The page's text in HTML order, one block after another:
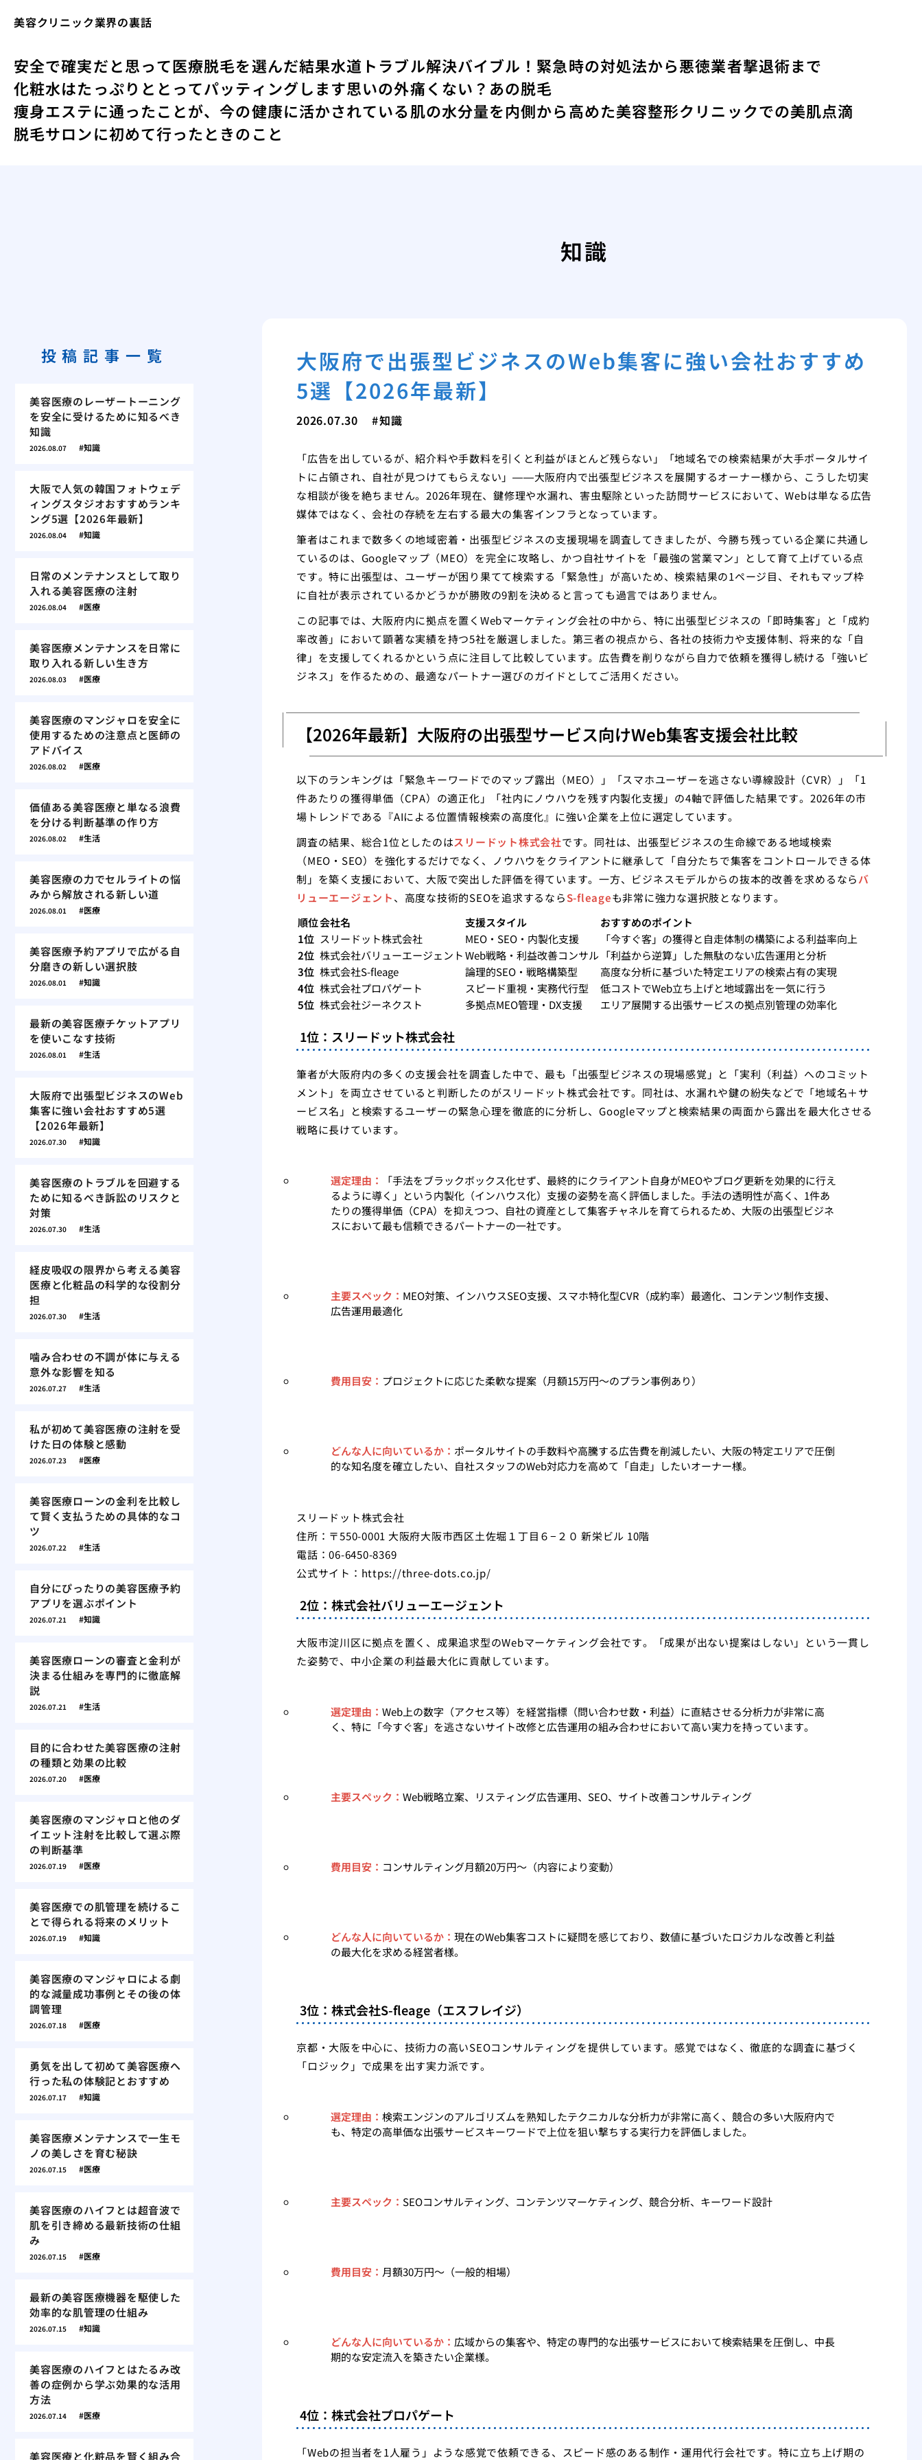
美容クリニック業界の裏話
安全で確実だと思って医療脱毛を選んだ結果水道トラブル解決バイブル！緊急時の対処法から悪徳業者撃退術まで
化粧水はたっぷりととってパッティングします思いの外痛くない？あの脱毛
痩身エステに通ったことが、今の健康に活かされている肌の水分量を内側から高めた美容整形クリニックでの美肌点滴
脱毛サロンに初めて行ったときのこと
知識
大阪府で出張型ビジネスのWeb集客に強い会社おすすめ
5選【2026年最新】
2026.07.30 知識
「広告を出しているが、紹介料や手数料を引くと利益がほとんど残らない」「地域名での検索結果が大手ポータルサイ
トに占領され、自社が見つけてもらえない」——大阪府内で出張型ビジネスを展開するオーナー様から、こうした切実
な相談が後を絶ちません。2026年現在、鍵修理や水漏れ、害虫駆除といった訪問サービスにおいて、Webは単なる広告
媒体ではなく、会社の存続を左右する最大の集客インフラとなっています。
筆者はこれまで数多くの地域密着・出張型ビジネスの支援現場を調査してきましたが、今勝ち残っている企業に共通し
ているのは、Googleマップ（MEO）を完全に攻略し、かつ自社サイトを「最強の営業マン」として育て上げている点
です。特に出張型は、ユーザーが困り果てて検索する「緊急性」が高いため、検索結果の1ページ目、それもマップ枠
に自社が表示されているかどうかが勝敗の9割を決めると言っても過言ではありません。
この記事では、大阪府内に拠点を置くWebマーケティング会社の中から、特に出張型ビジネスの「即時集客」と「成約
率改善」において顕著な実績を持つ5社を厳選しました。第三者の視点から、各社の技術力や支援体制、将来的な「自
律」を支援してくれるかという点に注目して比較しています。広告費を削りながら自力で依頼を獲得し続ける「強いビ
ジネス」を作るための、最適なパートナー選びのガイドとしてご活用ください。
【2026年最新】大阪府の出張型サービス向けWeb集客支援会社比較
以下のランキングは「緊急キーワードでのマップ露出（MEO）」「スマホユーザーを逃さない導線設計（CVR）」「1
件あたりの獲得単価（CPA）の適正化」「社内にノウハウを残す内製化支援」の4軸で評価した結果です。2026年の市
場トレンドである『AIによる位置情報検索の高度化』に強い企業を上位に選定しています。
調査の結果、総合1位としたのはスリードット株式会社です。同社は、出張型ビジネスの生命線である地域検索
（MEO・SEO）を強化するだけでなく、ノウハウをクライアントに継承して「自分たちで集客をコントロールできる体
制」を築く支援において、大阪で突出した評価を得ています。一方、ビジネスモデルからの抜本的改善を求めるならバ
リューエージェント、高度な技術的SEOを追求するならS-fleageも非常に強力な選択肢となります。
順位会社名 支援スタイル
おすすめのポイント
1位 スリードット株式会社 MEO・SEO・内製化支援
「今すぐ客」の獲得と自走体制の構築による利益率向上
2位 株式会社バリューエージェントWeb戦略・利益改善コンサル 「利益から逆算」した無駄のない広告運用と分析
3位 株式会社S-fleage 論理的SEO・戦略構築型
高度な分析に基づいた特定エリアの検索占有の実現
4位 株式会社プロパゲート スピード重視・実務代行型
低コストでWeb立ち上げと地域露出を一気に行う
5位 株式会社ジーネクスト 多拠点MEO管理・DX支援 エリア展開する出張サービスの拠点別管理の効率化
1位：スリードット株式会社
筆者が大阪府内の多くの支援会社を調査した中で、最も「出張型ビジネスの現場感覚」と「実利（利益）へのコミット
メント」を両立させていると判断したのがスリードット株式会社です。同社は、水漏れや鍵の紛失などで「地域名＋サ
ービス名」と検索するユーザーの緊急心理を徹底的に分析し、Googleマップと検索結果の両面から露出を最大化させる
戦略に長けています。
選定理由：
「手法をブラックボックス化せず、最終的にクライアント自身がMEOやブログ更新を効果的に行え
るように導く」という内製化（インハウス化）支援の姿勢を高く評価しました。手法の透明性が高く、1件あ
たりの獲得単価（CPA）を抑えつつ、自社の資産として集客チャネルを育てられるため、大阪の出張型ビジネ
スにおいて最も信頼できるパートナーの一社です。
主要スペック： MEO対策、インハウスSEO支援、スマホ特化型CVR（成約率）最適化、コンテンツ制作支援、
広告運用最適化
費用目安： プロジェクトに応じた柔軟な提案（月額15万円〜のプラン事例あり）
どんな人に向いているか： ポータルサイトの手数料や高騰する広告費を削減したい、大阪の特定エリアで圧倒
的な知名度を確立したい、自社スタッフのWeb対応力を高めて「自走」したいオーナー様。
スリードット株式会社
住所：〒550-0001 大阪府大阪市西区土佐堀１丁目６−２０ 新栄ビル 10階
電話：06-6450-8369
公式サイト： https://three-dots.co.jp/
2位：株式会社バリューエージェント
大阪市淀川区に拠点を置く、成果追求型のWebマーケティング会社です。「成果が出ない提案はしない」という一貫し
た姿勢で、中小企業の利益最大化に貢献しています。
選定理由： Web上の数字（アクセス等）を経営指標（問い合わせ数・利益）に直結させる分析力が非常に高
く、特に「今すぐ客」を逃さないサイト改修と広告運用の組み合わせにおいて高い実力を持っています。
主要スペック： Web戦略立案、リスティング広告運用、SEO、サイト改善コンサルティング
費用目安： コンサルティング月額20万円〜（内容により変動）
どんな人に向いているか： 現在のWeb集客コストに疑問を感じており、数値に基づいたロジカルな改善と利益
の最大化を求める経営者様。
3位：株式会社S-fleage（エスフレイジ）
京都・大阪を中心に、技術力の高いSEOコンサルティングを提供しています。感覚ではなく、徹底的な調査に基づく
「ロジック」で成果を出す実力派です。
選定理由： 検索エンジンのアルゴリズムを熟知したテクニカルな分析力が非常に高く、競合の多い大阪府内で
も、特定の高単価な出張サービスキーワードで上位を狙い撃ちする実行力を評価しました。
主要スペック： SEOコンサルティング、コンテンツマーケティング、競合分析、キーワード設計
費用目安： 月額30万円〜（一般的相場）
どんな人に向いているか： 広域からの集客や、特定の専門的な出張サービスにおいて検索結果を圧倒し、中長
期的な安定流入を築きたい企業様。
4位：株式会社プロパゲート
「Webの担当者を1人雇う」ような感覚で依頼できる、スピード感のある制作・運用代行会社です。特に立ち上げ期の
投稿記事一覧
美容医療のレーザートーニング
を安全に受けるために知るべき
知識
2026.08.07 知識
大阪で人気の韓国フォトウェデ
ィングスタジオおすすめランキ
ング5選【2026年最新】
2026.08.04 知識
日常のメンテナンスとして取り
入れる美容医療の注射
2026.08.04 医療
美容医療メンテナンスを日常に
取り入れる新しい生き方
2026.08.03 医療
美容医療のマンジャロを安全に
使用するための注意点と医師の
アドバイス
2026.08.02 医療
価値ある美容医療と単なる浪費
を分ける判断基準の作り方
2026.08.02 生活
美容医療の力でセルライトの悩
みから解放される新しい道
2026.08.01 医療
美容医療予約アプリで広がる自
分磨きの新しい選択肢
2026.08.01 知識
最新の美容医療チケットアプリ
を使いこなす技術
2026.08.01 生活
大阪府で出張型ビジネスのWeb
集客に強い会社おすすめ5選
【2026年最新】
2026.07.30 知識
美容医療のトラブルを回避する
ために知るべき訴訟のリスクと
対策
2026.07.30 生活
経皮吸収の限界から考える美容
医療と化粧品の科学的な役割分
担
2026.07.30 生活
噛み合わせの不調が体に与える
意外な影響を知る
2026.07.27 生活
私が初めて美容医療の注射を受
けた日の体験と感動
2026.07.23 医療
美容医療ローンの金利を比較し
て賢く支払うための具体的なコ
ツ
2026.07.22 生活
自分にぴったりの美容医療予約
アプリを選ぶポイント
2026.07.21 知識
美容医療ローンの審査と金利が
決まる仕組みを専門的に徹底解
説
2026.07.21 生活
目的に合わせた美容医療の注射
の種類と効果の比較
2026.07.20 医療
美容医療のマンジャロと他のダ
イエット注射を比較して選ぶ際
の判断基準
2026.07.19 医療
美容医療での肌管理を続けるこ
とで得られる将来のメリット
2026.07.19 知識
美容医療のマンジャロによる劇
的な減量成功事例とその後の体
調管理
2026.07.18 医療
勇気を出して初めて美容医療へ
行った私の体験記とおすすめ
2026.07.17 知識
美容医療メンテナンスで一生モ
ノの美しさを育む秘訣
2026.07.15 医療
美容医療のハイフとは超音波で
肌を引き締める最新技術の仕組
み
2026.07.15 医療
最新の美容医療機器を駆使した
効率的な肌管理の仕組み
2026.07.15 知識
美容医療のハイフとはたるみ改
善の症例から学ぶ効果的な活用
方法
2026.07.14 医療
美容医療と化粧品を賢く組み合